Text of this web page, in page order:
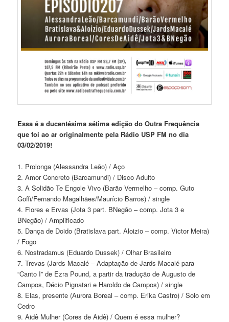
Essa é a ducentésima sétima edição do Outra Frequência
que foi ao ar originalmente pela Rádio USP FM no dia
03/02/2019!
1. Prolonga (Alessandra Leão) / Aço
2. Amor Concreto (Barcamundi) / Disco Adulto
3. A Solidão Te Engole Vivo (Barão Vermelho – comp. Guto
Goffi/Fernando Magalhães/Maurício Barros) / single
4. Flores e Ervas (Jota 3 part. BNegão – comp. Jota 3 e
BNegão) / Amplificado
5. Dança de Doido (Bratislava part. Aloizio – comp. Victor Meira)
/ Fogo
6. Nostradamus (Eduardo Dussek) / Olhar Brasileiro
7. Trevas (Jards Macalé – Adaptação de Jards Macalé para
“Canto I” de Ezra Pound, a partir da tradução de Augusto de
Campos, Décio Pignatari e Haroldo de Campos) / single
8. Elas, presente (Aurora Boreal – comp. Erika Castro) / Solo em
Cedro
9. Aidê Mulher (Cores de Aidê) / Quem é essa mulher?